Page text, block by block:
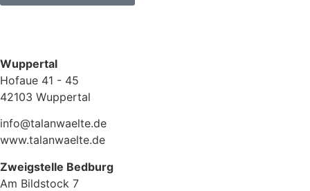
Wuppertal
Hofaue 41 - 45
42103 Wuppertal
info@talanwaelte.de
www.talanwaelte.de
Zweigstelle Bedburg
Am Bildstock 7